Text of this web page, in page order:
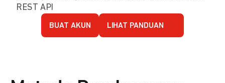
REST API
BUAT AKUN LIHAT PANDUAN